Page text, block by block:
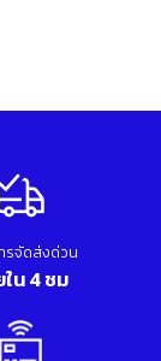
รจัดส่งด่วน
น 4 ชม